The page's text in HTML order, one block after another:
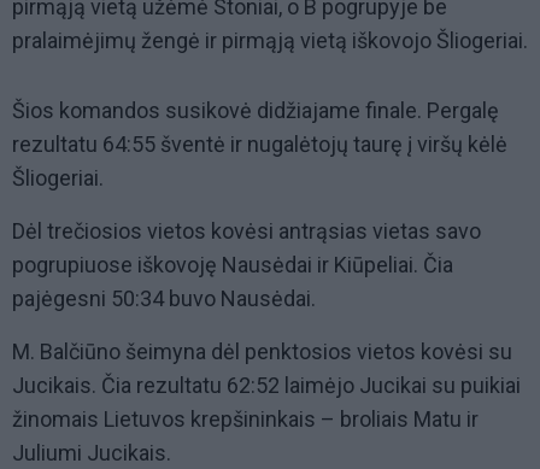
pirmąją vietą užėmė Stoniai, o B pogrupyje be
pralaimėjimų žengė ir pirmąją vietą iškovojo Šliogeriai.
Šios komandos susikovė didžiajame finale. Pergalę
rezultatu 64:55 šventė ir nugalėtojų taurę į viršų kėlė
Šliogeriai.
Dėl trečiosios vietos kovėsi antrąsias vietas savo
pogrupiuose iškovoję Nausėdai ir Kiūpeliai. Čia
pajėgesni 50:34 buvo Nausėdai.
M. Balčiūno šeimyna dėl penktosios vietos kovėsi su
Jucikais. Čia rezultatu 62:52 laimėjo Jucikai su puikiai
žinomais Lietuvos krepšininkais – broliais Matu ir
Juliumi Jucikais.